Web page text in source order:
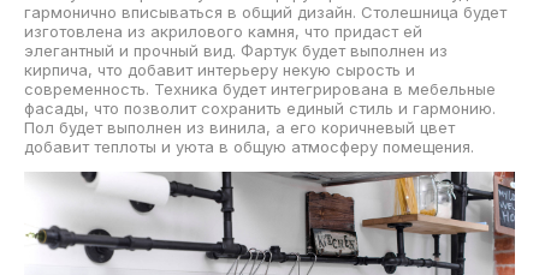
гармонично вписываться в общий дизайн. Столешница будет
изготовлена из акрилового камня, что придаст ей
элегантный и прочный вид. Фартук будет выполнен из
кирпича, что добавит интерьеру некую сырость и
современность. Техника будет интегрирована в мебельные
фасады, что позволит сохранить единый стиль и гармонию.
Пол будет выполнен из винила, а его коричневый цвет
добавит теплоты и уюта в общую атмосферу помещения.